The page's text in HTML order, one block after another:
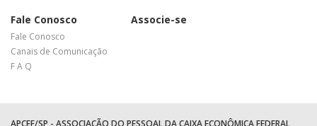
Fale Conosco
Fale Conosco
Canais de Comunicação
F A Q
Associe-se